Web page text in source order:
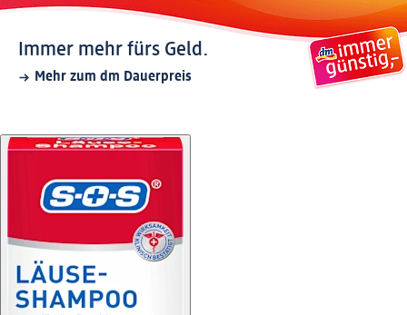
Immer mehr fürs Geld.
Mehr zum dm Dauerpreis